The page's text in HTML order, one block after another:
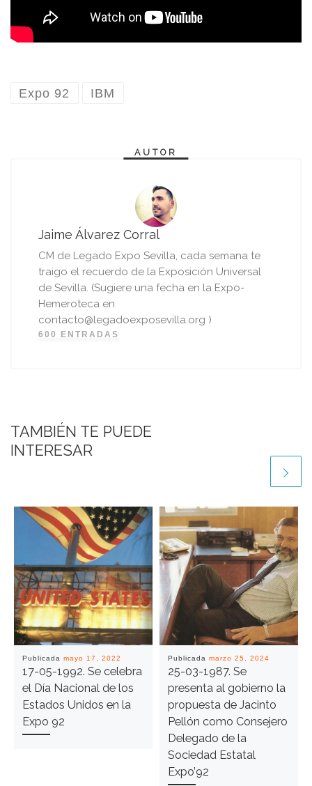
Expo 92 IBM
AUTOR
Jaime Álvarez Corral
CM de Legado Expo Sevilla, cada semana te
traigo el recuerdo de la Exposición Universal
de Sevilla. (Sugiere una fecha en la Expo-
Hemeroteca en
contacto@legadoexposevilla.org )
600 ENTRADAS
TAMBIÉN TE PUEDE
INTERESAR
Publicada mayo 17, 2022
17-05-1992. Se celebra
el Día Nacional de los
Estados Unidos en la
Expo 92
Publicada marzo 25, 2024
25-03-1987. Se
presenta al gobierno la
propuesta de Jacinto
Pellón como Consejero
Delegado de la
Sociedad Estatal
Expo’92